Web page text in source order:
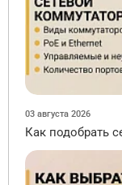
03 августа 2026
Как подобрать